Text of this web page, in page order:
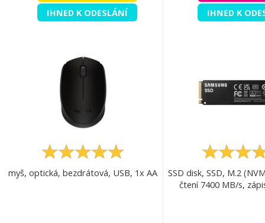
IHNED K ODESLÁNÍ
myš, optická, bezdrátová, USB, 1x AA
IHNED K
SSD disk, SSD, M.2
čtení 7400 MB/s,